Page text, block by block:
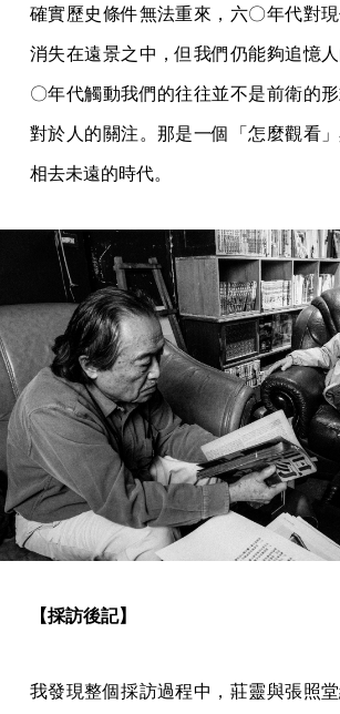
確實歷史條件無法重來，六〇年代對
消失在遠景之中，但我們仍能夠追憶
〇年代觸動我們的往往並不是前衛的
對於人的關注。那是一個「怎麼觀看」
相去未遠的時代。
【採訪後記】
我發現整個採訪過程中，莊靈與張照